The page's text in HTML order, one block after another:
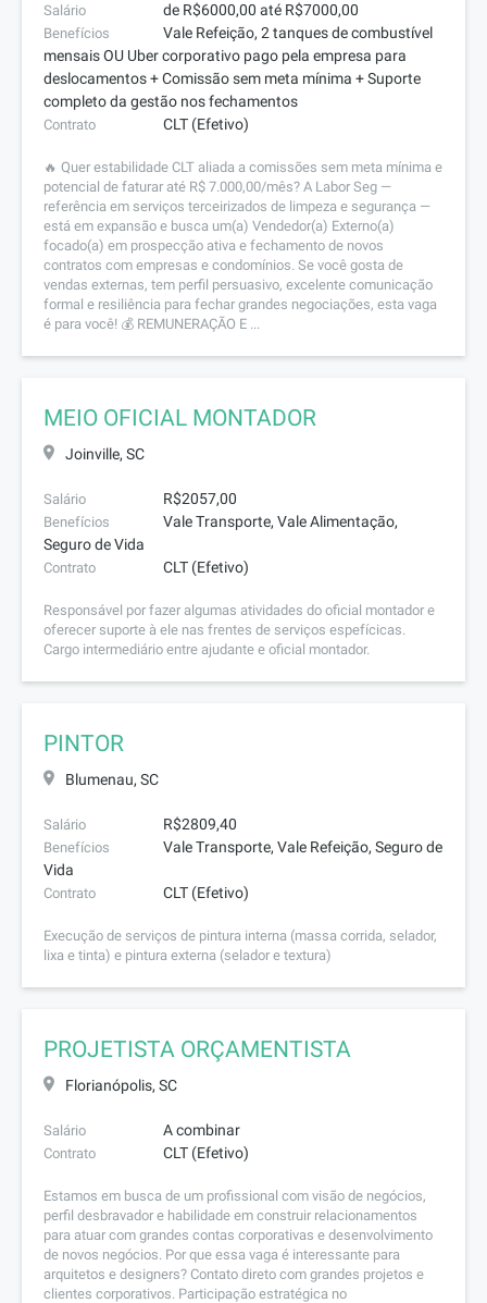
Salário de R$6000,00 até R$7000,00
Benefícios
Vale Refeição, 2 tanques de combustível
mensais OU Uber corporativo pago pela empresa para
deslocamentos + Comissão sem meta mínima + Suporte
completo da gestão nos fechamentos
Contrato CLT (Efetivo)
🔥 Quer estabilidade CLT aliada a comissões sem meta mínima e
potencial de faturar até R$ 7.000,00/mês? A Labor Seg —
referência em serviços terceirizados de limpeza e segurança —
está em expansão e busca um(a) Vendedor(a) Externo(a)
focado(a) em prospecção ativa e fechamento de novos
contratos com empresas e condomínios. Se você gosta de
vendas externas, tem perfil persuasivo, excelente comunicação
formal e resiliência para fechar grandes negociações, esta vaga
é para você! 💰 REMUNERAÇÃO E ...
MEIO OFICIAL MONTADOR
Joinville, SC
Salário R$2057,00
Benefícios
Vale Transporte, Vale Alimentação,
Seguro de Vida
Contrato CLT (Efetivo)
Responsável por fazer algumas atividades do oficial montador e
oferecer suporte à ele nas frentes de serviços espefícicas.
Cargo intermediário entre ajudante e oficial montador.
PINTOR
Blumenau, SC
Salário R$2809,40
Benefícios
Vale Transporte, Vale Refeição, Seguro de
Vida
Contrato CLT (Efetivo)
Execução de serviços de pintura interna (massa corrida, selador,
lixa e tinta) e pintura externa (selador e textura)
PROJETISTA ORÇAMENTISTA
Florianópolis, SC
Salário A combinar
Contrato CLT (Efetivo)
Estamos em busca de um profissional com visão de negócios,
perfil desbravador e habilidade em construir relacionamentos
para atuar com grandes contas corporativas e desenvolvimento
de novos negócios. Por que essa vaga é interessante para
arquitetos e designers? Contato direto com grandes projetos e
clientes corporativos. Participação estratégica no